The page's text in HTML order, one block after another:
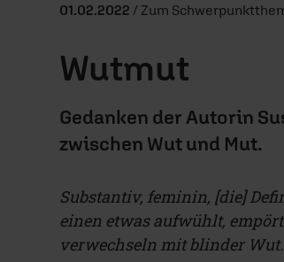
01.02.2022 / Zum
Wutmut
Gedanken der Autorin
zwischen Wut und Mut.
Substantiv, feminin, [die]
einen etwas aufwühlt,
verwechseln mit blinder Wut.